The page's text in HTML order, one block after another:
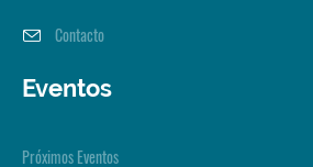
Contacto
Eventos
Próximos Eventos